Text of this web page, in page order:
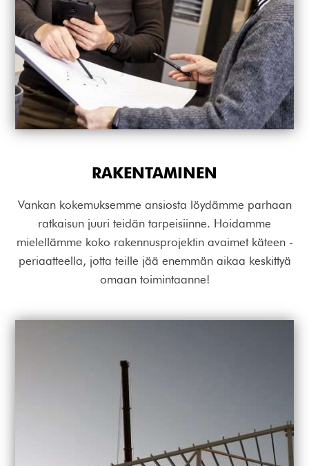
RAKENTAMINEN
Vankan kokemuksemme ansiosta löydämme parhaan
ratkaisun juuri teidän tarpeisiinne. Hoidamme
mielellämme koko rakennusprojektin avaimet käteen -
periaatteella, jotta teille jää enemmän aikaa keskittyä
omaan toimintaanne!